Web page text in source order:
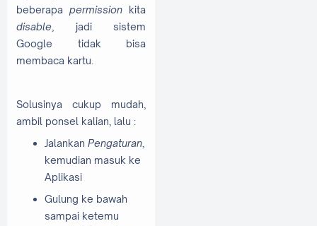
beberapa permission kita
disable , jadi sistem
Google tidak bisa
membaca kartu.
Solusinya cukup mudah,
ambil ponsel kalian, lalu :
Jalankan Pengaturan
kemudian masuk ke
Aplikasi
Gulung ke bawah
sampai ketemu